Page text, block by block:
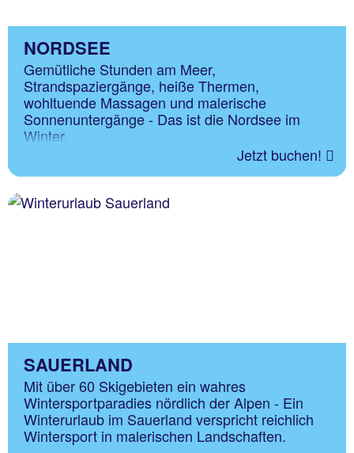
NORDSEE
Gemütliche Stunden am Meer,
Strandspaziergänge, heiße Thermen,
wohltuende Massagen und malerische
Sonnenuntergänge - Das ist die Nordsee im
Winter.
Jetzt buchen!
SAUERLAND
Mit über 60 Skigebieten ein wahres
Wintersportparadies nördlich der Alpen - Ein
Winterurlaub im Sauerland verspricht reichlich
Wintersport in malerischen Landschaften.